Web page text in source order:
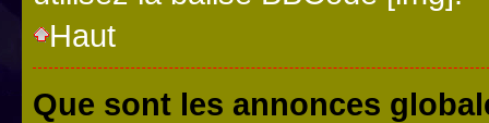
Haut
Que sont les annonces